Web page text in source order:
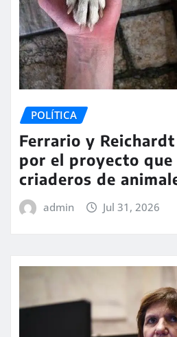
POLÍTICA
Ferrario y
por el proyecto
criaderos de
admin Jul 31, 2026